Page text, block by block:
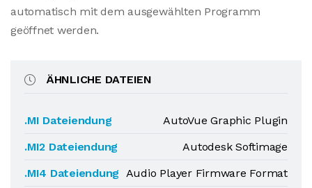
automatisch mit dem ausgewählten Programm
geöffnet werden.
ÄHNLICHE DATEIEN
.MI Dateiendung
AutoVue Graphic Plugin
.MI2 Dateiendung
Autodesk Softimage
.MI4 Dateiendung Audio Player Firmware Format